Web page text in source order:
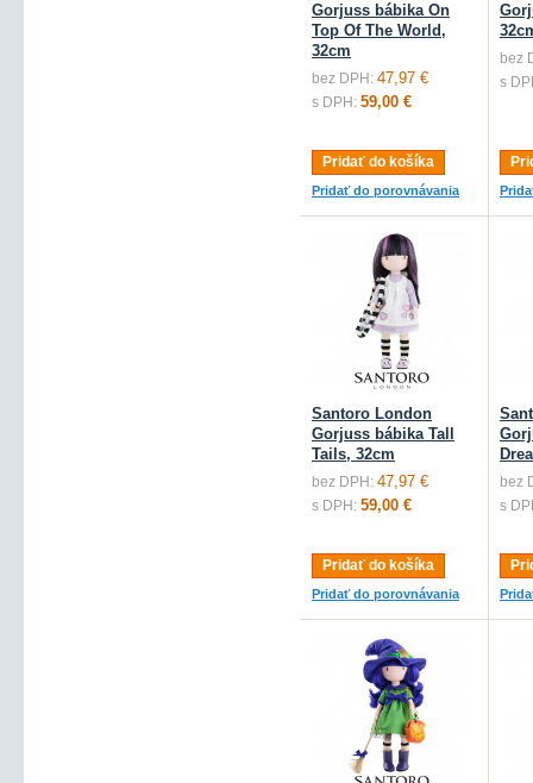
Gorjuss bábika On
Top Of The World,
32cm
bez DPH: 47,97 €
s DPH: 59,00 €
Pridať do košíka
Pridať do porovnávania
bez
s
Santoro London
Gorjuss bábika Tall
Tails, 32cm
bez DPH: 47,97 €
s DPH: 59,00 €
Pridať do košíka
Pridať do porovnávania
bez
s